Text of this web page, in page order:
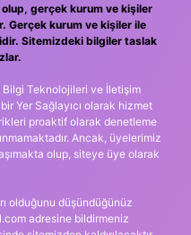
gerçek kurum ve kişiler
Gerçek kurum ve kişiler ile
Sitemizdeki bilgiler taslak
Bilgi Teknolojileri ve İletişim
Yer Sağlayıcı olarak hizmet
proaktif olarak denetleme
Ancak, üyelerimiz
olup, siteye üye olarak
olduğunu düşündüğünüz
adresine bildirmeniz